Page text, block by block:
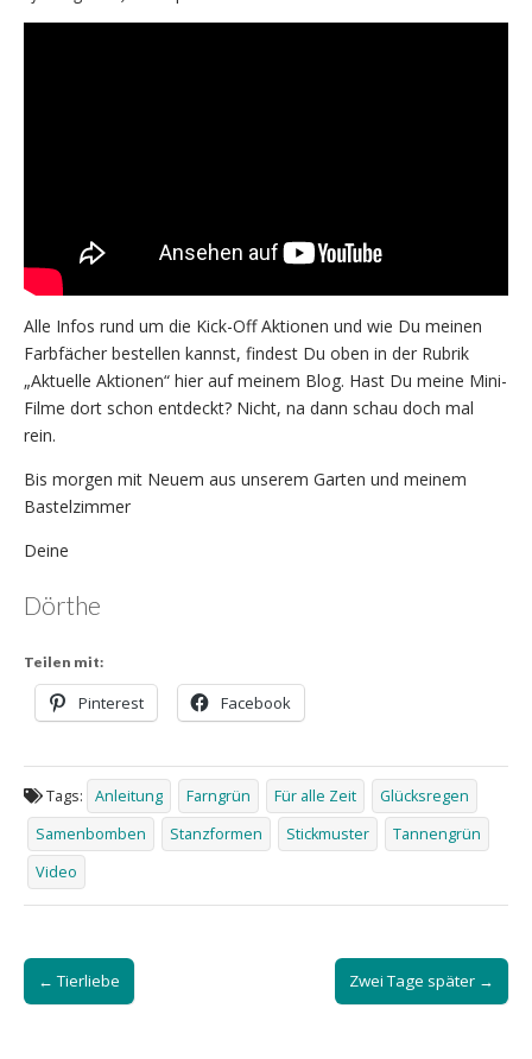
Alle Infos rund um die Kick-Off Aktionen und wie Du meinen
Farbfächer bestellen kannst, findest Du oben in der Rubrik
„Aktuelle Aktionen“ hier auf meinem Blog. Hast Du meine Mini-
Filme dort schon entdeckt? Nicht, na dann schau doch mal
rein.
Bis morgen mit Neuem aus unserem Garten und meinem
Bastelzimmer
Deine
Dörthe
Teilen mit:
Pinterest Facebook
Tags: Anleitung Farngrün Für alle Zeit
Glücksregen
Samenbomben
Stanzformen Stickmuster
Tannengrün
Video
Post
navigation
← Tierliebe Zwei Tage später →